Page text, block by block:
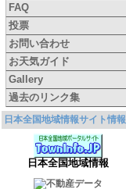
FAQ
投票
お問い合わせ
お天気ガイド
Gallery
過去のリンク集
日本全国地域情報サイト情報
日本全国地域情報